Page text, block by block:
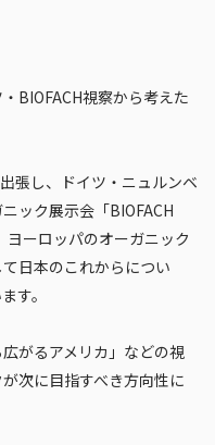
・BIOFACH視察から考えた
張し、ドイツ・ニュルンベ
ック展示会「BIOFACH
ーロッパのオーガニック
日本のこれからについ
す。
がるアメリカ」などの視
次に目指すべき方向性に